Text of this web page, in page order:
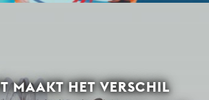
MAAKT HET VERSCHIL